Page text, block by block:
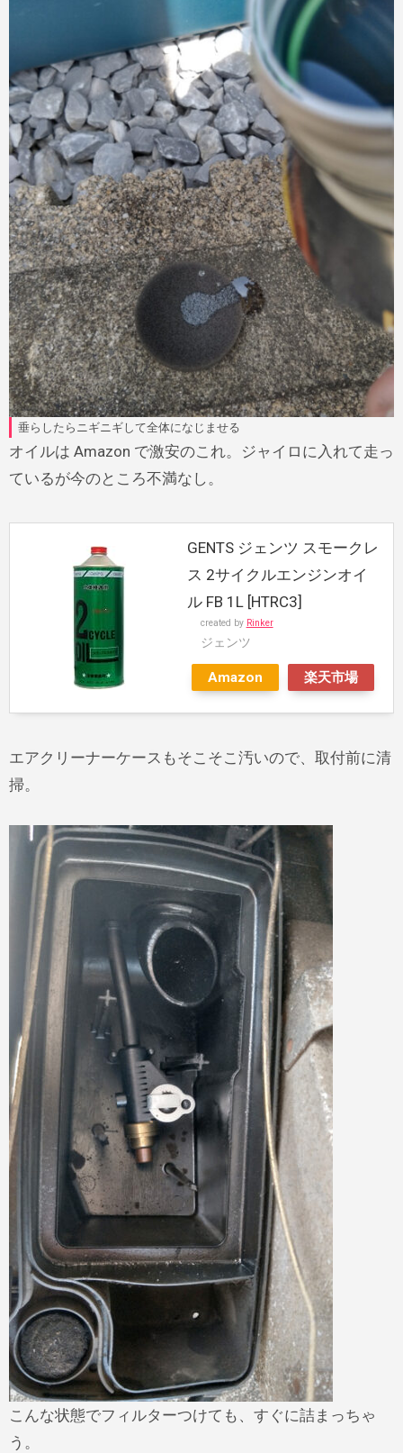
垂らしたらニギニギして全体になじませる
オイルは Amazon で激安のこれ。ジャイロに入れて走っ
ているが今のところ不満なし。
GENTS ジェンツ スモークレ
ス 2サイクルエンジンオイ
ル FB 1L [HTRC3]
created by Rinker
ジェンツ
Amazon 楽天市場
エアクリーナーケースもそこそこ汚いので、取付前に清
掃。
こんな状態でフィルターつけても、すぐに詰まっちゃ
う。